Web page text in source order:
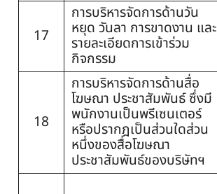
17
การบริหารจัดการด้านวัน
หยุด วันลา การขาดงาน และ
รายละเอียดการเข้าร่วม
กิจกรรม
18
การบริหารจัดการด้านสื่อ
โฆษณา ประชาสัมพันธ์ ซึ่งมี
พนักงานเป็นพรีเซนเตอร์
หรือปรากฎเป็นส่วนใดส่วน
หนึ่งของสื่อโฆษณา
ประชาสัมพันธ์ของบริษัทฯ